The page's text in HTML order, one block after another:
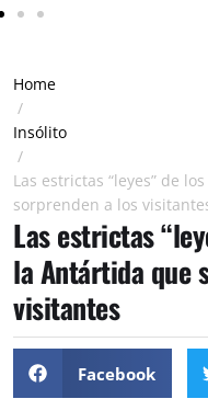
Home
/
Insólito
/
Las estrictas “leyes” de
sorprenden a los
Las estrictas
la Antártida que
visitantes
Facebook